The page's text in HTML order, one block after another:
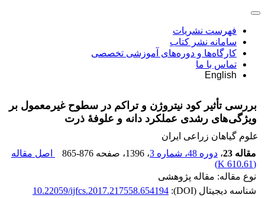
فهرست نشریات
سامانه نشر کتاب
کارگاه‌ها و دوره‌های آموزشی تخصصی
تماس با ما
English
بررسی تأثیر کود نیتروژن و تراکم در سطوح غیرمعمول بر
ویژگی‌‌های رشدی عملکرد دانه و علوفۀ ذرت
علوم گیاهان زراعی ایران
مقاله 23
، دوره 48، شماره 3 ، 1396 ، صفحه 865-876
اصل مقاله
(
610.61 K
)
نوع مقاله: مقاله پژوهشی
شناسه دیجیتال (DOI):
10.22059/ijfcs.2017.217558.654194